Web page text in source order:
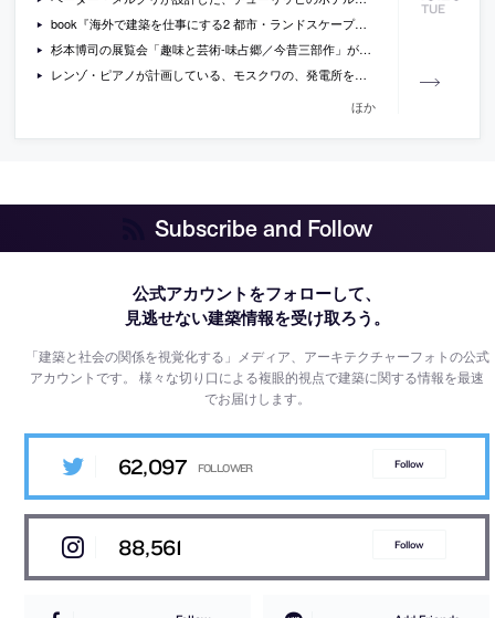
TUE
book『海外で建築を仕事にする2 都市・ランドスケープ編』
杉本博司の展覧会「趣味と芸術-味占郷／今昔三部作」が千葉市美術館で開催[2015/10/28-12/23]
レンゾ・ピアノが計画している、モスクワの、発電所を改修する美術館の画像
ほか
Subscribe and Follow
公式アカウントをフォローして、
見逃せない建築情報を受け取ろう。
「建築と社会の関係を視覚化する」メディア、アーキテクチャーフォトの公式
アカウントです。様々な切り口による複眼的視点で建築に関する情報を最速
でお届けします。
62,097 Follow
88,561 Follow